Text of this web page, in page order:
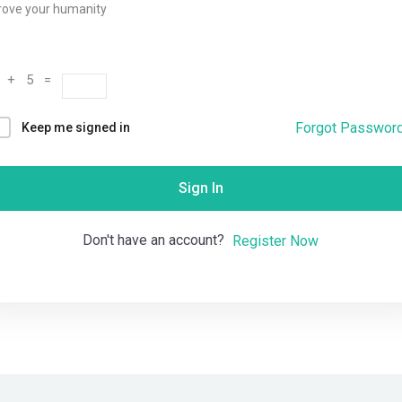
your humanity
+ 5 =
Keep me signed in Forgot
Sign In
Don't have an account? Register Now